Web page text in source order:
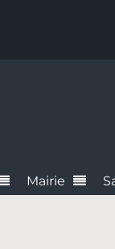
Mairie